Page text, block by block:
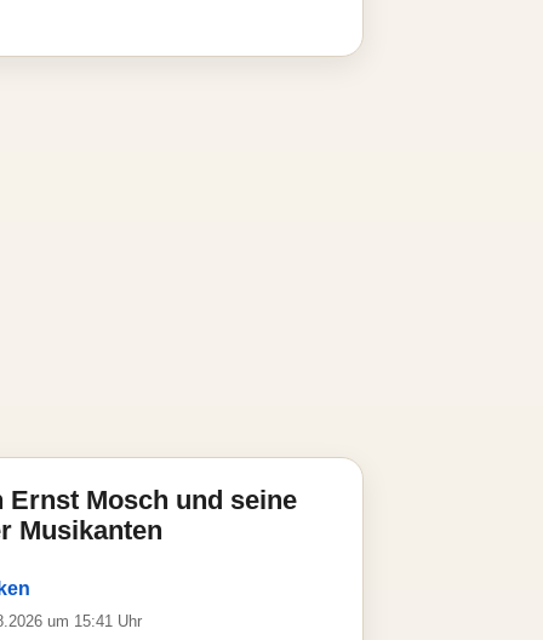
Ernst Mosch und seine
Musikanten
um 15:41 Uhr